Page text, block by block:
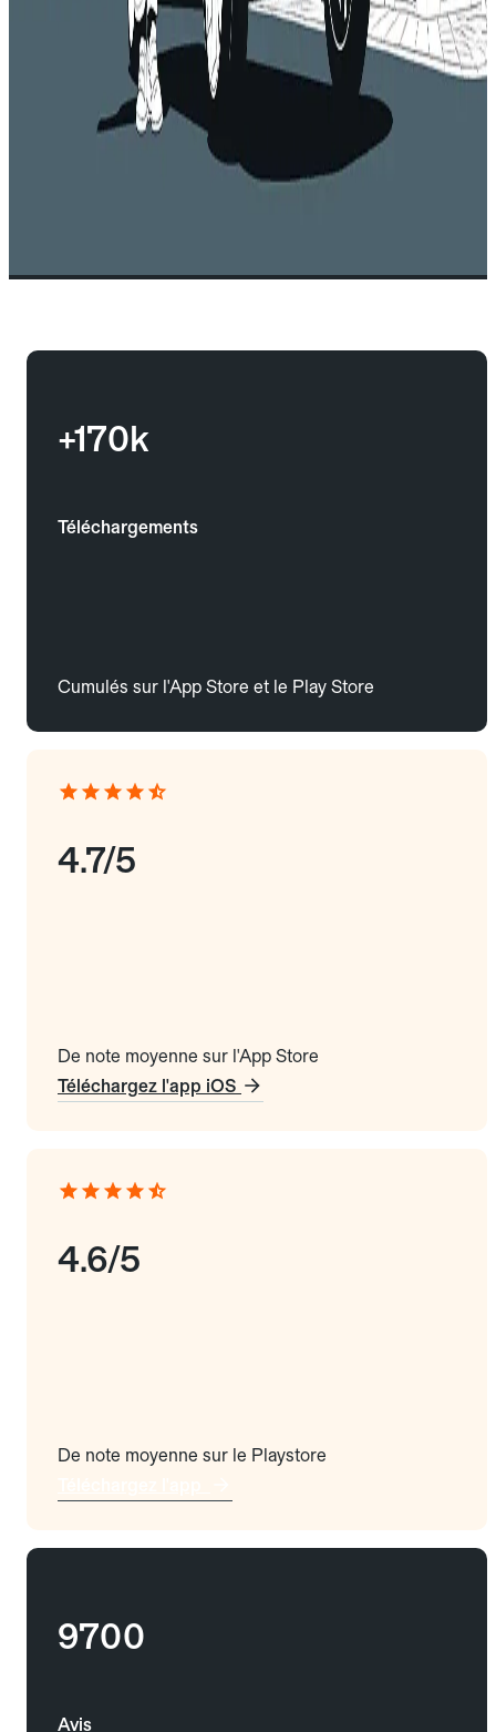
+170k
Téléchargements
Cumulés sur l'App Store et le Play Store
4.7/5
De note moyenne sur l'App Store
Téléchargez l'app iOS
4.6/5
De note moyenne sur le Playstore
9700
Avis